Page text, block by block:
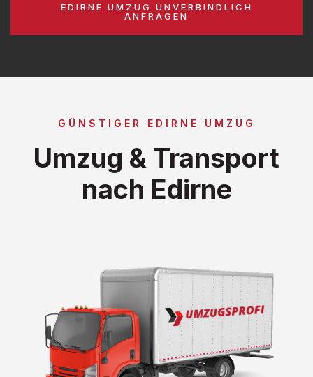
EDIRNE UMZUG UNVERBINDLICH
ANFRAGEN
GÜNSTIGER EDIRNE UMZUG
Umzug & Transport
nach Edirne